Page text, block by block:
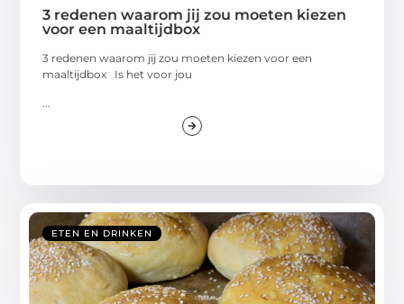
3 redenen waarom jij zou moeten kiezen
voor een maaltijdbox
3 redenen waarom jij zou moeten kiezen voor een
maaltijdbox Is het voor jou
...
ETEN EN DRINKEN